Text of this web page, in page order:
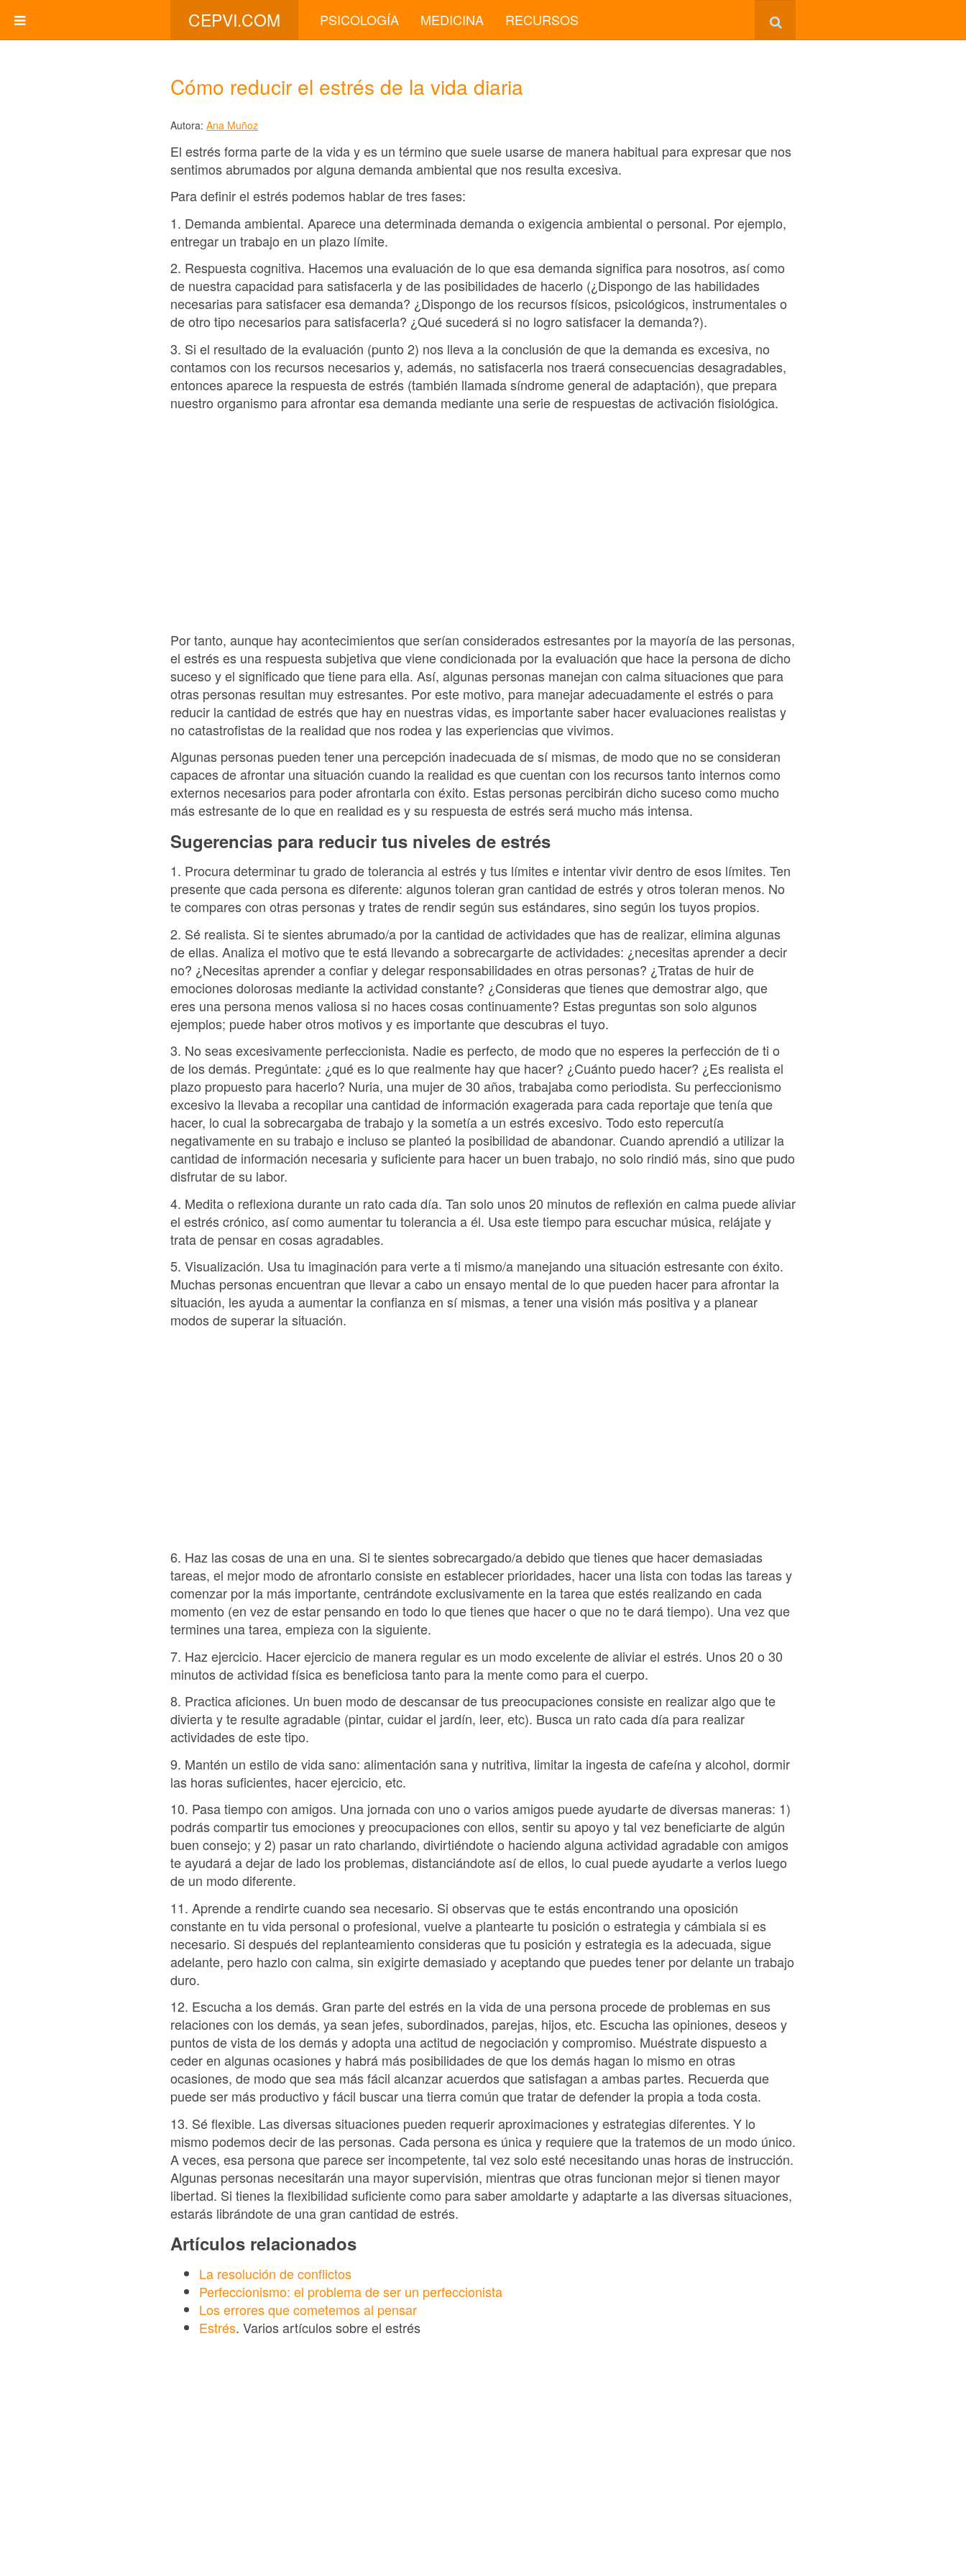
CEPVI.COM PSICOLOGÍA MEDICINA RECURSOS
Cómo reducir el estrés de la vida diaria
Autora: Ana Muñoz
El estrés forma parte de la vida y es un término que suele usarse de manera habitual para expresar que nos
sentimos abrumados por alguna demanda ambiental que nos resulta excesiva.
Para definir el estrés podemos hablar de tres fases:
1. Demanda ambiental. Aparece una determinada demanda o exigencia ambiental o personal. Por ejemplo,
entregar un trabajo en un plazo límite.
2. Respuesta cognitiva. Hacemos una evaluación de lo que esa demanda significa para nosotros, así como
de nuestra capacidad para satisfacerla y de las posibilidades de hacerlo (¿Dispongo de las habilidades
necesarias para satisfacer esa demanda? ¿Dispongo de los recursos físicos, psicológicos, instrumentales o
de otro tipo necesarios para satisfacerla? ¿Qué sucederá si no logro satisfacer la demanda?).
3. Si el resultado de la evaluación (punto 2) nos lleva a la conclusión de que la demanda es excesiva, no
contamos con los recursos necesarios y, además, no satisfacerla nos traerá consecuencias desagradables,
entonces aparece la respuesta de estrés (también llamada síndrome general de adaptación), que prepara
nuestro organismo para afrontar esa demanda mediante una serie de respuestas de activación fisiológica.
Por tanto, aunque hay acontecimientos que serían considerados estresantes por la mayoría de las personas,
el estrés es una respuesta subjetiva que viene condicionada por la evaluación que hace la persona de dicho
suceso y el significado que tiene para ella. Así, algunas personas manejan con calma situaciones que para
otras personas resultan muy estresantes. Por este motivo, para manejar adecuadamente el estrés o para
reducir la cantidad de estrés que hay en nuestras vidas, es importante saber hacer evaluaciones realistas y
no catastrofistas de la realidad que nos rodea y las experiencias que vivimos.
Algunas personas pueden tener una percepción inadecuada de sí mismas, de modo que no se consideran
capaces de afrontar una situación cuando la realidad es que cuentan con los recursos tanto internos como
externos necesarios para poder afrontarla con éxito. Estas personas percibirán dicho suceso como mucho
más estresante de lo que en realidad es y su respuesta de estrés será mucho más intensa.
Sugerencias para reducir tus niveles de estrés
1. Procura determinar tu grado de tolerancia al estrés y tus límites e intentar vivir dentro de esos límites. Ten
presente que cada persona es diferente: algunos toleran gran cantidad de estrés y otros toleran menos. No
te compares con otras personas y trates de rendir según sus estándares, sino según los tuyos propios.
2. Sé realista. Si te sientes abrumado/a por la cantidad de actividades que has de realizar, elimina algunas
de ellas. Analiza el motivo que te está llevando a sobrecargarte de actividades: ¿necesitas aprender a decir
no? ¿Necesitas aprender a confiar y delegar responsabilidades en otras personas? ¿Tratas de huir de
emociones dolorosas mediante la actividad constante? ¿Consideras que tienes que demostrar algo, que
eres una persona menos valiosa si no haces cosas continuamente? Estas preguntas son solo algunos
ejemplos; puede haber otros motivos y es importante que descubras el tuyo.
3. No seas excesivamente perfeccionista. Nadie es perfecto, de modo que no esperes la perfección de ti o
de los demás. Pregúntate: ¿qué es lo que realmente hay que hacer? ¿Cuánto puedo hacer? ¿Es realista el
plazo propuesto para hacerlo? Nuria, una mujer de 30 años, trabajaba como periodista. Su perfeccionismo
excesivo la llevaba a recopilar una cantidad de información exagerada para cada reportaje que tenía que
hacer, lo cual la sobrecargaba de trabajo y la sometía a un estrés excesivo. Todo esto repercutía
negativamente en su trabajo e incluso se planteó la posibilidad de abandonar. Cuando aprendió a utilizar la
cantidad de información necesaria y suficiente para hacer un buen trabajo, no solo rindió más, sino que pudo
disfrutar de su labor.
4. Medita o reflexiona durante un rato cada día. Tan solo unos 20 minutos de reflexión en calma puede aliviar
el estrés crónico, así como aumentar tu tolerancia a él. Usa este tiempo para escuchar música, relájate y
trata de pensar en cosas agradables.
5. Visualización. Usa tu imaginación para verte a ti mismo/a manejando una situación estresante con éxito.
Muchas personas encuentran que llevar a cabo un ensayo mental de lo que pueden hacer para afrontar la
situación, les ayuda a aumentar la confianza en sí mismas, a tener una visión más positiva y a planear
modos de superar la situación.
6. Haz las cosas de una en una. Si te sientes sobrecargado/a debido que tienes que hacer demasiadas
tareas, el mejor modo de afrontarlo consiste en establecer prioridades, hacer una lista con todas las tareas y
comenzar por la más importante, centrándote exclusivamente en la tarea que estés realizando en cada
momento (en vez de estar pensando en todo lo que tienes que hacer o que no te dará tiempo). Una vez que
termines una tarea, empieza con la siguiente.
7. Haz ejercicio. Hacer ejercicio de manera regular es un modo excelente de aliviar el estrés. Unos 20 o 30
minutos de actividad física es beneficiosa tanto para la mente como para el cuerpo.
8. Practica aficiones. Un buen modo de descansar de tus preocupaciones consiste en realizar algo que te
divierta y te resulte agradable (pintar, cuidar el jardín, leer, etc). Busca un rato cada día para realizar
actividades de este tipo.
9. Mantén un estilo de vida sano: alimentación sana y nutritiva, limitar la ingesta de cafeína y alcohol, dormir
las horas suficientes, hacer ejercicio, etc.
10. Pasa tiempo con amigos. Una jornada con uno o varios amigos puede ayudarte de diversas maneras: 1)
podrás compartir tus emociones y preocupaciones con ellos, sentir su apoyo y tal vez beneficiarte de algún
buen consejo; y 2) pasar un rato charlando, divirtiéndote o haciendo alguna actividad agradable con amigos
te ayudará a dejar de lado los problemas, distanciándote así de ellos, lo cual puede ayudarte a verlos luego
de un modo diferente.
11. Aprende a rendirte cuando sea necesario. Si observas que te estás encontrando una oposición
constante en tu vida personal o profesional, vuelve a plantearte tu posición o estrategia y cámbiala si es
necesario. Si después del replanteamiento consideras que tu posición y estrategia es la adecuada, sigue
adelante, pero hazlo con calma, sin exigirte demasiado y aceptando que puedes tener por delante un trabajo
duro.
12. Escucha a los demás. Gran parte del estrés en la vida de una persona procede de problemas en sus
relaciones con los demás, ya sean jefes, subordinados, parejas, hijos, etc. Escucha las opiniones, deseos y
puntos de vista de los demás y adopta una actitud de negociación y compromiso. Muéstrate dispuesto a
ceder en algunas ocasiones y habrá más posibilidades de que los demás hagan lo mismo en otras
ocasiones, de modo que sea más fácil alcanzar acuerdos que satisfagan a ambas partes. Recuerda que
puede ser más productivo y fácil buscar una tierra común que tratar de defender la propia a toda costa.
13. Sé flexible. Las diversas situaciones pueden requerir aproximaciones y estrategias diferentes. Y lo
mismo podemos decir de las personas. Cada persona es única y requiere que la tratemos de un modo único.
A veces, esa persona que parece ser incompetente, tal vez solo esté necesitando unas horas de instrucción.
Algunas personas necesitarán una mayor supervisión, mientras que otras funcionan mejor si tienen mayor
libertad. Si tienes la flexibilidad suficiente como para saber amoldarte y adaptarte a las diversas situaciones,
estarás librándote de una gran cantidad de estrés.
Artículos relacionados
La resolución de conflictos
Perfeccionismo: el problema de ser un perfeccionista
Los errores que cometemos al pensar
Estrés. Varios artículos sobre el estrés